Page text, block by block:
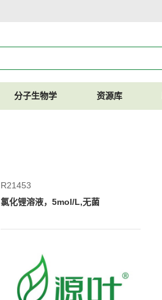
分子生物学 资源库
R21453
氯化锂溶液，5mol/L,无菌